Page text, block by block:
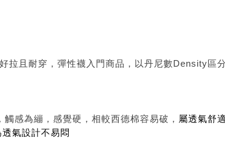
拉且耐穿，彈性襪入門商品，以丹尼數Density區
觸感為繃，感覺硬，相較西德棉容易破， 屬透氣舒
氣設計不易悶